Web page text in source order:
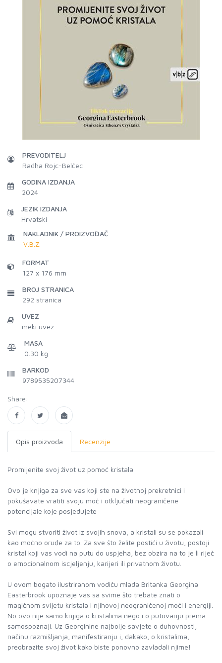
PREVODITELJ
Radha Rojc-Belčec
GODINA IZDANJA
2024
JEZIK IZDANJA
Hrvatski
NAKLADNIK / PROIZVOĐAČ
V.B.Z.
FORMAT
127 x 176 mm
BROJ STRANICA
292 stranica
UVEZ
meki uvez
MASA
0.30 kg
BARKOD
9789535207344
Share:
Opis proizvoda Recenzije
Promijenite svoj život uz pomoć kristala
Ovo je knjiga za sve vas koji ste na životnoj prekretnici i
pokušavate vratiti svoju moć i otključati neograničene
potencijale koje posjedujete
Svi mogu stvoriti život iz svojih snova, a kristali su se pokazali
kao moćno oruđe za to. Za sve što želite postići u životu, po­stoji
kristal koji vas vodi na putu do uspjeha, bez obzira na to je li riječ
o emocionalnom iscjeljenju, karijeri ili privatnom životu.
U ovom bogato ilustriranom vodiču mlada Britanka Georgina
Easterbrook upoznaje vas sa svime što trebate znati o
magičnom svijetu kristala i njihovoj neograničenoj moći i energiji.
No ovo nije samo knjiga o kristalima nego i o putovanju prema
samospoznaji. Uz Georginine najbolje savjete o duhovnosti,
načinu razmišljanja, manifestiranju i, dakako, o kristalima,
preobrazite svoj život kako biste ponovno zavladali njime!